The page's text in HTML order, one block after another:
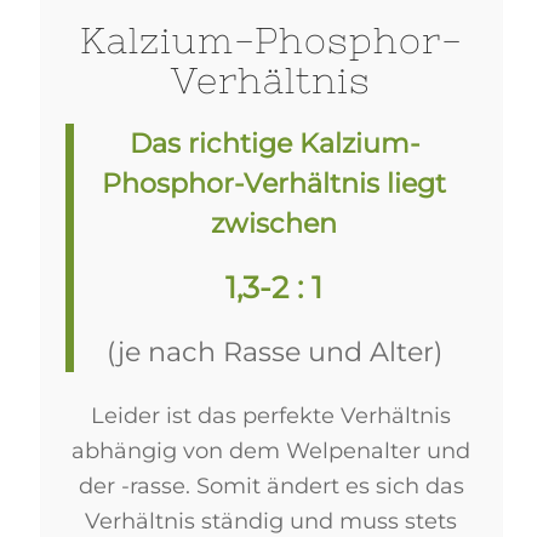
Kalzium-Phosphor-
Verhältnis
Das richtige Kalzium-
Phosphor-Verhältnis liegt
zwischen
1,3-2 : 1
(je nach Rasse und Alter)
Leider ist das perfekte Verhältnis
abhängig von dem Welpenalter und
der -rasse. Somit ändert es sich das
Verhältnis ständig und muss stets